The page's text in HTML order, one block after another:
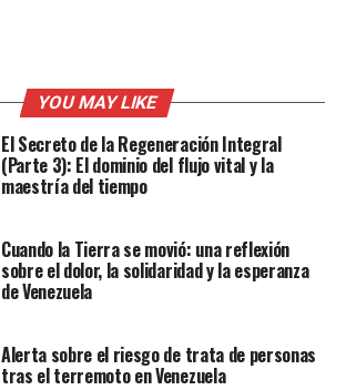
YOU MAY LIKE
El Secreto de la Regeneración Integral
(Parte 3): El dominio del flujo vital y la
maestría del tiempo
Cuando la Tierra se movió: una reflexión
sobre el dolor, la solidaridad y la esperanza
de Venezuela
Alerta sobre el riesgo de trata de personas
tras el terremoto en Venezuela